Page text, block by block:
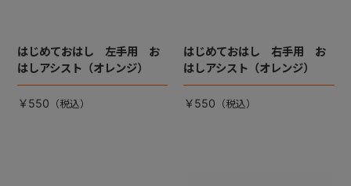
はじめておはし 左手用 お
はしアシスト（オレンジ）
￥550
はじめておはし 右手用 お
はしアシスト（オレンジ）
￥550